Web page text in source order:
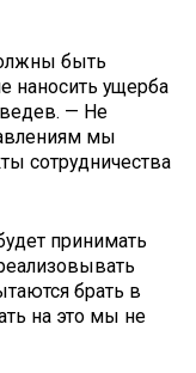
быть
наносить ущерба
— Не
мы
сотрудничества
принимать
брать в
на это мы не